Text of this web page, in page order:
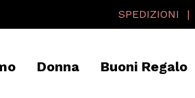
SPEDIZIONI
Donna Buoni Regalo